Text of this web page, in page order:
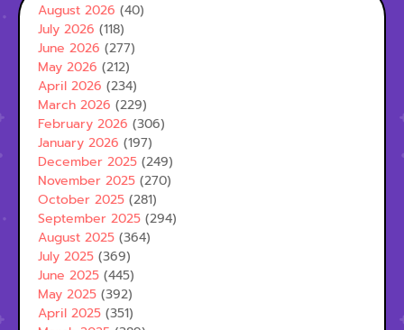
August 2026 (40)
July 2026 (118)
June 2026 (277)
May 2026 (212)
April 2026 (234)
March 2026 (229)
February 2026 (306)
January 2026 (197)
December 2025 (249)
November 2025 (270)
October 2025 (281)
September 2025 (294)
August 2025 (364)
July 2025 (369)
June 2025 (445)
May 2025 (392)
April 2025 (351)